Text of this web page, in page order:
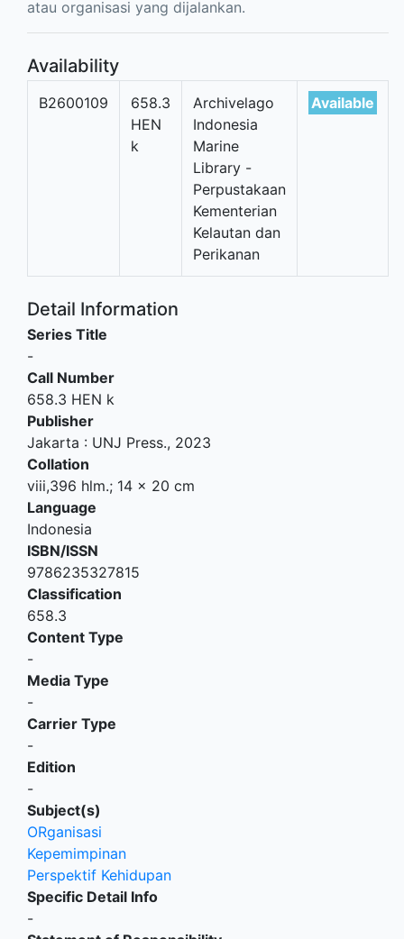
atau organisasi yang dijalankan.
Availability
B2600109
658.3
HEN
k
Archivelago
Indonesia
Marine
Library -
Perpustakaan
Kementerian
Kelautan dan
Perikanan
Available
Detail Information
Series Title
-
Call Number
658.3 HEN k
Publisher
Jakarta : UNJ Press., 2023
Collation
viii,396 hlm.; 14 x 20 cm
Language
Indonesia
ISBN/ISSN
9786235327815
Classification
658.3
Content Type
-
Media Type
-
Carrier Type
-
Edition
-
Subject(s)
ORganisasi
Kepemimpinan
Perspektif Kehidupan
Specific Detail Info
-